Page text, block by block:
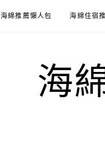
海綿推薦懶人包 海綿住宿
海